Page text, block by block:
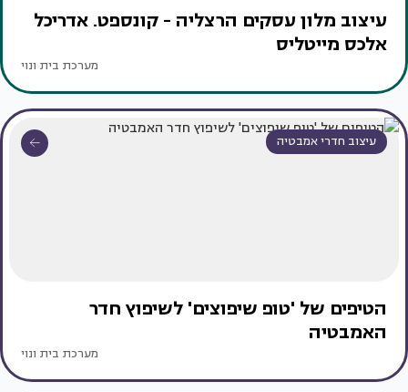
עיצוב מלון עסקים הרצליה - קונספט. אדריכל
אלכס מייטליס
מערכת בית ונוי
עיצוב חדרי אמבטיה
הטיפים של 'טופ שיפוצים' לשיפוץ חדר
האמבטיה
מערכת בית ונוי